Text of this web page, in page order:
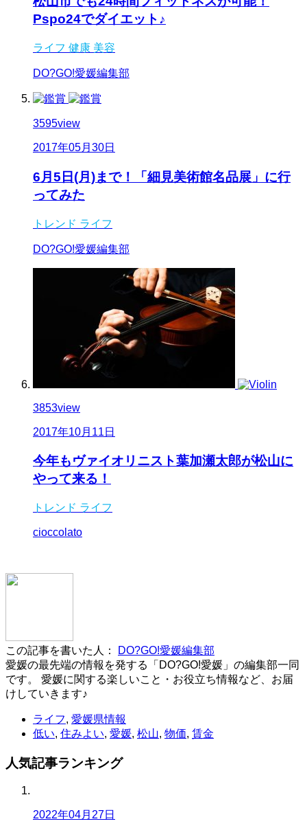
Pspo24でダイエット♪
ライフ 健康 美容
DO?GO!愛媛編集部
3595view
2017年05月30日
6月5日(月)まで！「細見美術館名品展」に行
ってみた
トレンド ライフ
DO?GO!愛媛編集部
3853view
2017年10月11日
今年もヴァイオリニスト葉加瀬太郎が松山に
やって来る！
トレンド ライフ
cioccolato
この記事を書いた人：
DO?GO!愛媛編集部
愛媛の最先端の情報を発する「DO?GO!愛媛」の編集部一同
です。 愛媛に関する楽しいこと・お役立ち情報など、お届
けしていきます♪
ライフ, 愛媛県情報
低い, 住みよい, 愛媛, 松山, 物価, 賃金
人気記事ランキング
2022年04月27日